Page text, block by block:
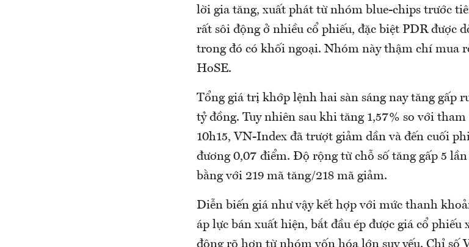
lời gia tăng, xuất phát từ nhóm blue-chips trước
rất sôi động ở nhiều cổ phiếu, đặc biệt PDR được
trong đó có khối ngoại. Nhóm này thậm chí mua
HoSE.
Tổng giá trị khớp lệnh hai sàn sáng nay tăng gấp
tỷ đồng. Tuy nhiên sau khi tăng 1,57% so với tham
10h15, VN-Index đã trượt giảm dần và đến cuối
đương 0,07 điểm. Độ rộng từ chỗ số tăng gấp 5
bằng với 219 mã tăng/218 mã giảm.
Diễn biến giá như vậy kết hợp với mức thanh
áp lực bán xuất hiện, bắt đầu ép được giá cổ
động rõ hơn từ nhóm vốn hóa lớn suy yếu. Chỉ số